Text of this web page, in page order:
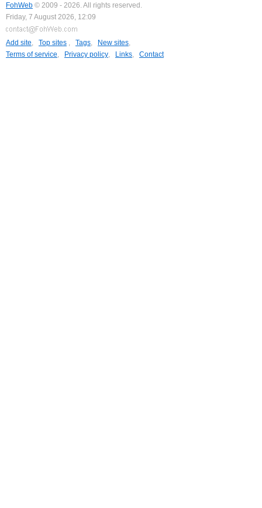
FohWeb © 2009 - 2026. All rights reserved.
Friday, 7 August 2026, 12:09
Add site, Top sites , Tags, New sites,
Terms of service, Privacy policy, Links, Contact